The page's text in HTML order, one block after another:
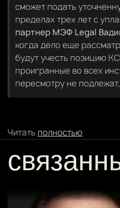
сможет подать
пределах трех лет с
партнер МЭФ Legal
когда дело еще
будут учесть позицию
проигранные во всех
пересмотру не
Читать полностью